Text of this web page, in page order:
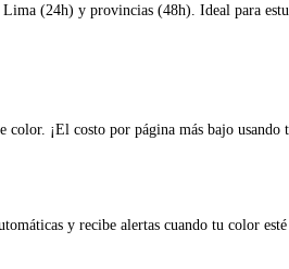
(24h) y provincias (48h). Ideal para
¡El costo por página más bajo usando
y recibe alertas cuando tu color esté